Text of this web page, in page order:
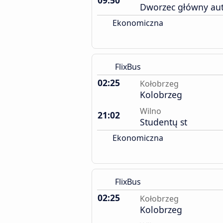
Dworzec główny
Ekonomiczna
FlixBus
02:25 Kołobrzeg
Kolobrzeg
21:02
Wilno
Studentų st
Ekonomiczna
FlixBus
02:25 Kołobrzeg
Kolobrzeg